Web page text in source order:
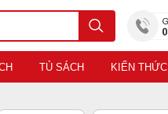
TỦ SÁCH KIẾN THỨC